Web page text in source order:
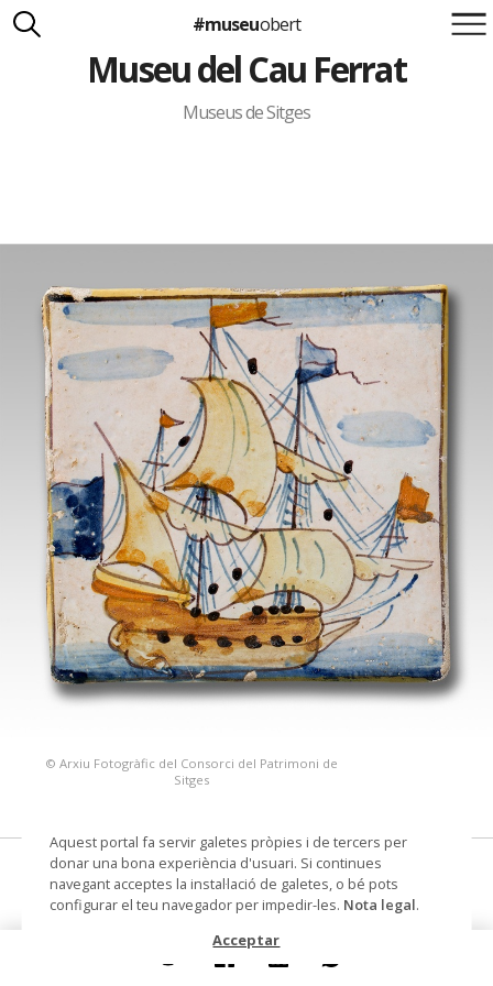
Suma't a la iniciativa
Carlota Royo
Francesca Barcellona
#museuobert
Museu del Cau Ferrat
Museus de Sitges
© Arxiu Fotogràfic del Consorci del Patrimoni de
Sitges
rajola d'arts i oficis
Datació segona meitat s. XVII
Aquest portal fa servir galetes pròpies i de tercers per
donar una bona experiència d'usuari. Si continues
navegant acceptes la instal·lació de galetes, o bé pots
configurar el teu navegador per impedir-les. Nota legal.
Acceptar